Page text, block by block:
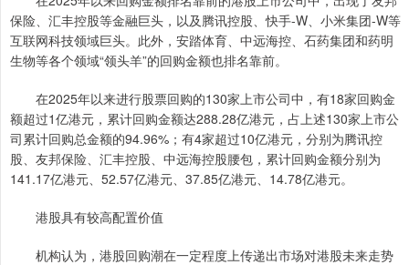
保险、汇丰控股等金融巨头，以及腾讯控股、快手-W、小米集团-W等
互联网科技领域巨头。此外，安踏体育、中远海控、石药集团和药明
生物等各个领域“领头羊”的回购金额也排名靠前。
在2025年以来进行股票回购的130家上市公司中，有18家回购金
额超过1亿港元，累计回购金额达288.28亿港元，占上述130家上市公
司累计回购总金额的94.96%；有4家超过10亿港元，分别为腾讯控
股、友邦保险、汇丰控股、中远海控股腰包，累计回购金额分别为
141.17亿港元、52.57亿港元、37.85亿港元、14.78亿港元。
港股具有较高配置价值
机构认为，港股回购潮在一定程度上传递出市场对港股未来走势